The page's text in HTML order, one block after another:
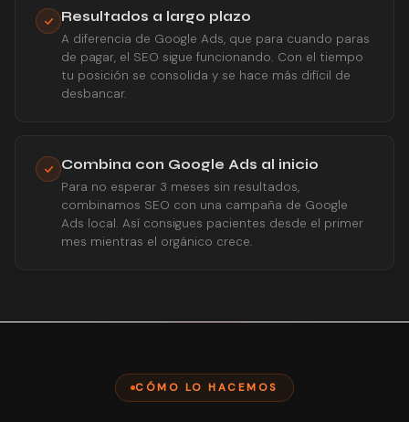
Resultados a largo plazo
A diferencia de Google Ads, que para cuando paras
de pagar, el SEO sigue funcionando. Con el tiempo
tu posición se consolida y se hace más difícil de
desbancar.
Combina con Google Ads al inicio
Para no esperar 3 meses sin resultados,
combinamos SEO con una campaña de Google
Ads local. Así consigues pacientes desde el primer
mes mientras el orgánico crece.
CÓMO LO HACEMOS